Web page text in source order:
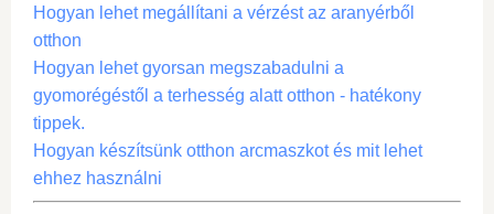
Hogyan lehet megállítani a vérzést az aranyérből
otthon
Hogyan lehet gyorsan megszabadulni a
gyomorégéstől a terhesség alatt otthon - hatékony
tippek.
Hogyan készítsünk otthon arcmaszkot és mit lehet
ehhez használni